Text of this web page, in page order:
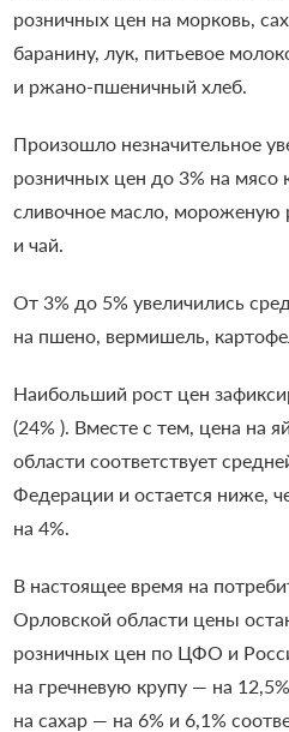
розничных цен на морковь,
баранину, лук, питьевое
и ржано-пшеничный хлеб.
Произошло незначительное
розничных цен до 3% на мясо
сливочное масло,
и чай.
От 3% до 5% увеличились
на пшено, вермишель,
Наибольший рост цен
(24% ). Вместе с тем, цена на
области соответствует
Федерации и остается ниже,
на 4%.
В настоящее время на
Орловской области цены
розничных цен по ЦФО и
на гречневую крупу — на
на сахар — на 6% и 6,1%